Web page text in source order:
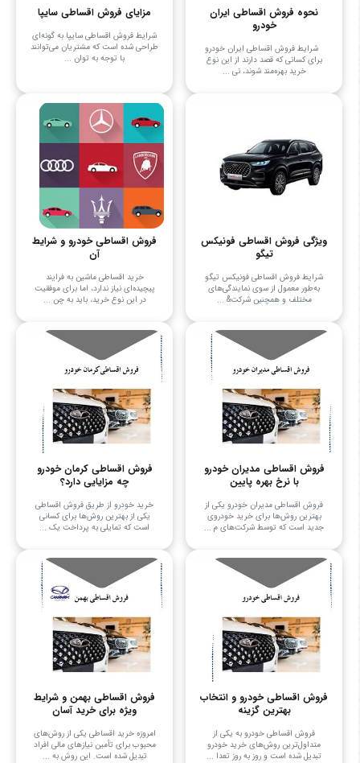
نحوه فروش اقساطی ایران
خودرو
شرایط فروش اقساطی ایران خودرو
برای کسانی که قصد دارند از این نوع
خرید بهره‌مند شوند، نی ...
مزایای فروش اقساطی سایپا
شرایط فروش اقساطی سایپا به گونه‌ای
طراحی شده است که مشتریان می‌توانند
با توجه به توان ...
ویژگی فروش اقساطی فونیکس
تیگو
شرایط فروش اقساطی فونیکس تیگو
به‌طور معمول از سوی نمایندگی‌های
مختلف و همچنین شرکت& ...
فروش اقساطی خودرو و شرایط
آن
خرید اقساطی ماشین به فرایند
پیچیده‌ای نیاز ندارد، اما برای موفقیت
در این نوع خرید، باید به چن ...
فروش اقساطی مدیران خودرو
با نرخ بهره پایین
فروش اقساطی مدیران خودرو یکی از
بهترین روش‌ها برای خرید خودروی
جدید است که توسط شرکت‌های م ...
فروش اقساطی کرمان خودرو
چه مزایایی دارد؟
خرید خودرو از طریق فروش اقساطی
یکی از بهترین روش‌ها برای کسانی
است که تمایلی به پرداخت یک‌ ...
فروش اقساطی خودرو و انتخاب
بهترین گزینه
فروش اقساطی خودرو به یکی از
متداول‌ترین روش‌های خرید خودرو
تبدیل شده است و روز به روز تعدا ...
فروش اقساطی بهمن و شرایط
ویژه برای خرید آسان
امروزه خرید اقساطی یکی از روش‌های
محبوب برای تأمین نیازهای مالی افراد
تبدیل شده است. این روش به ...